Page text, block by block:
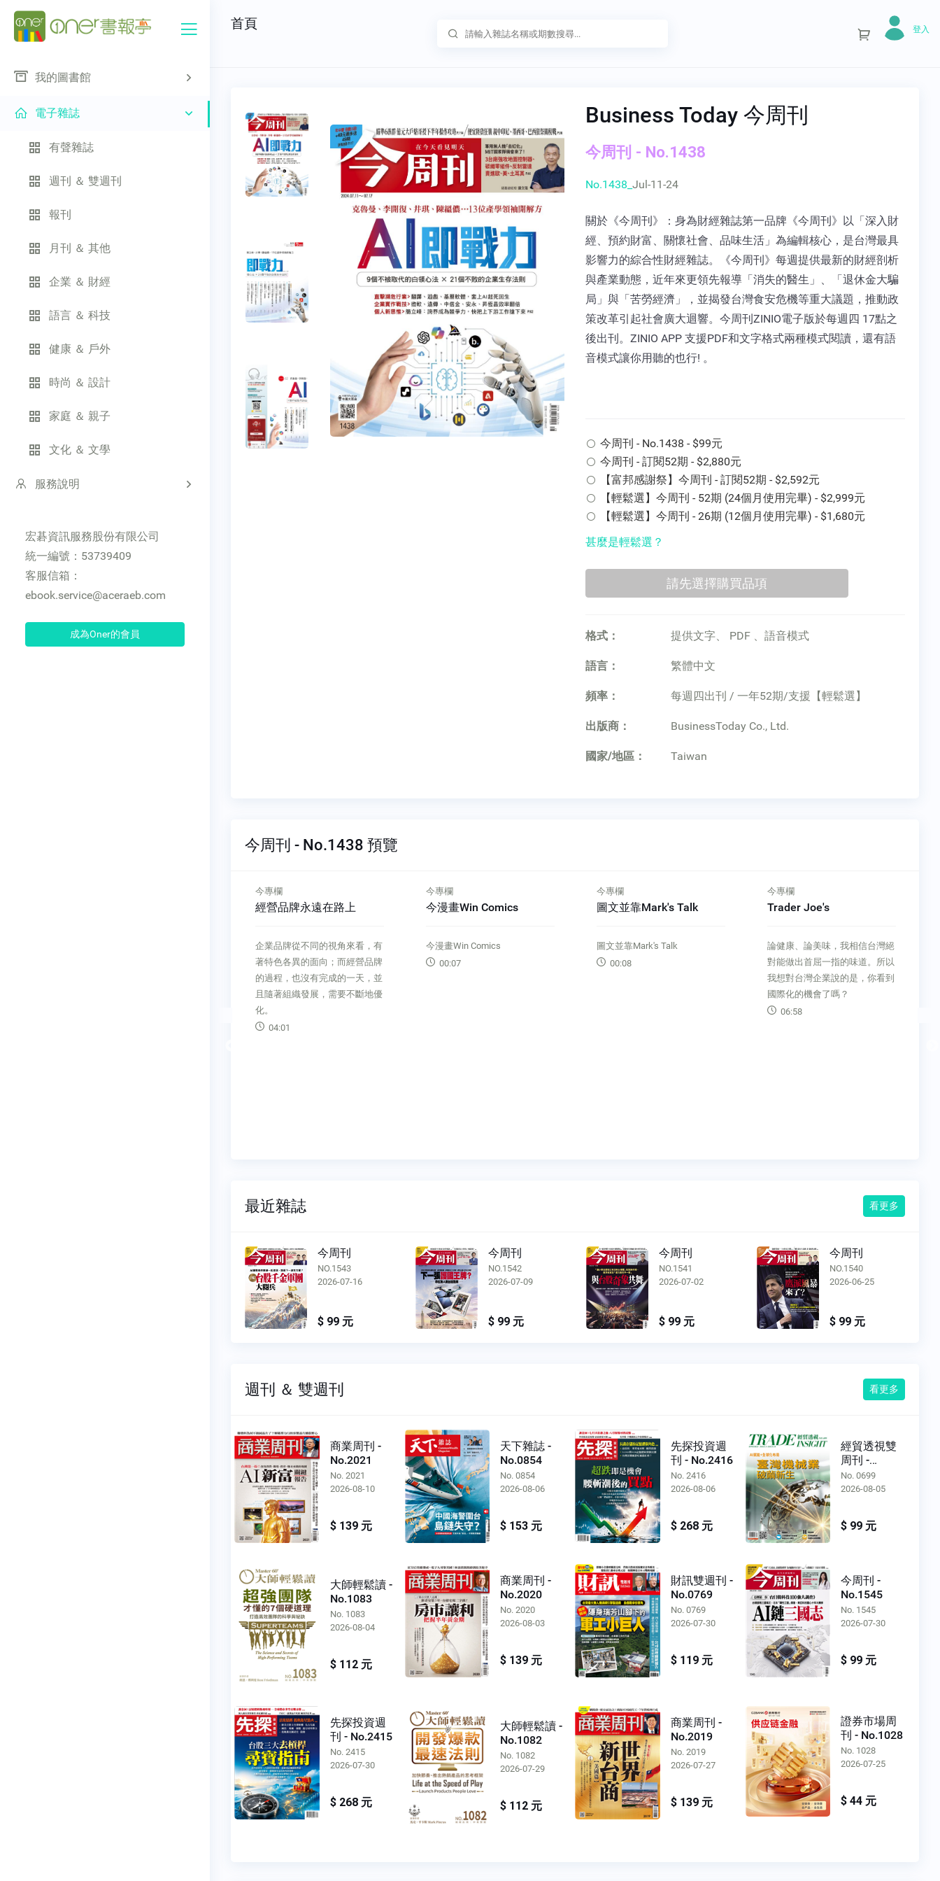
我的圖書館
電子雜誌
有聲雜誌
週刊 ＆ 雙週刊
報刊
月刊 ＆ 其他
企業 ＆ 財經
語言 ＆ 科技
健康 ＆ 戶外
時尚 ＆ 設計
家庭 ＆ 親子
文化 ＆ 文學
服務說明
宏碁資訊服務股份有限公司
統一編號：53739409
客服信箱：
ebook.service@aceraeb.com
成為Oner的會員
首頁 登入
Business Today 今周刊
今周刊 - No.1438
No.1438_ Jul-11-24
關於《今周刊》：身為財經雜誌第一品牌《今周刊》以「深入財
經、預約財富、關懷社會、品味生活」為編輯核心，是台灣最具
影響力的綜合性財經雜誌。《今周刊》每週提供最新的財經剖析
與產業動態，近年來更領先報導「消失的醫生」、「退休金大騙
局」與「苦勞經濟」，並揭發台灣食安危機等重大議題，推動政
策改革引起社會廣大迴響。今周刊ZINIO電子版於每週四 17點之
後出刊。ZINIO APP 支援PDF和文字格式兩種模式閱讀，還有語
音模式讓你用聽的也行! 。
今周刊 - No.1438 - $99元
今周刊 - 訂閱52期 - $2,880元
【富邦感謝祭】今周刊 - 訂閱52期 - $2,592元
【輕鬆選】今周刊 - 52期 (24個月使用完畢) - $2,999元
【輕鬆選】今周刊 - 26期 (12個月使用完畢) - $1,680元
甚麼是輕鬆選？
格式： 提供文字、 PDF 、語音模式
語言： 繁體中文
頻率： 每週四出刊 / 一年52期/支援【輕鬆選】
出版商： BusinessToday Co., Ltd.
國家/地區： Taiwan
今周刊 - No.1438 預覽
企業品牌從不同的視角來看，有
著特色各異的面向；而經營品牌
的過程，也沒有完成的一天，並
今漫畫Win Comics
今漫畫Win Comics
00:07
圖文並靠Mark's Talk
圖文並靠Mark's Talk
Trader Joe's
論健康、論美味，我相信台灣絕
對能做出首屈一指的味道。所以
我想對台灣企業說的是，你看到
Times
人臉辨識出包美國警方頻
AI科技日新月異，人臉辨識技術
被認為是執法機構的一大利器，
卻也伴隨著逮錯人等爭議，這項
最近雜誌 看更多
今周刊
NO.1542
2026-07-09
$ 99 元
今周刊
NO.1541
2026-07-02
$ 99 元
今周刊
NO.1540
2026-06-25
$ 99 元
今周刊
NO.1539
2026-06-18
$ 99 元
週刊 ＆ 雙週刊 看更多
商業周刊 -
No.2021
No. 2021
2026-08-10
$ 139 元
天下雜誌 -
No.0854
No. 0854
2026-08-06
$ 153 元
先探投資週
刊 - No.2416
No. 2416
2026-08-06
$ 268 元
經貿透視雙
周刊 -
No.0699
No. 0699
2026-08-05
$ 99 元
大師輕鬆讀 -
No.1083
No. 1083
2026-08-04
$ 112 元
商業周刊 -
No.2020
No. 2020
2026-08-03
$ 139 元
財訊雙週刊 -
No.0769
No. 0769
2026-07-30
$ 119 元
今周刊 -
No.1545
No. 1545
2026-07-30
$ 99 元
先探投資週
刊 - No.2415
No. 2415
2026-07-30
$ 268 元
大師輕鬆讀 -
No.1082
No. 1082
2026-07-29
$ 112 元
商業周刊 -
No.2019
No. 2019
2026-07-27
$ 139 元
證券市場周
刊 - No.1028
No. 1028
2026-07-25
$ 44 元